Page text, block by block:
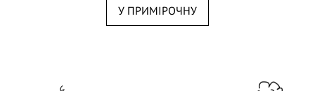
У ПРИМІРОЧНУ